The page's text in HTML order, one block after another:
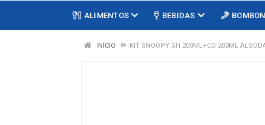
ALIMENTOS BEBIDAS
INÍCIO KIT SNOOPY SH 200ML+CD 200ML